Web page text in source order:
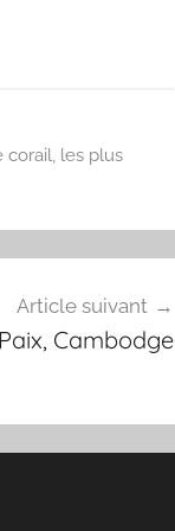
corail, les plus
Article suivant
Cambodge